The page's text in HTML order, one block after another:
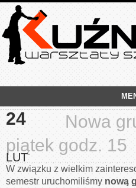
24
LUT
Nowa
piątek godz. 15
W związku z wielkim
semestr uruchomiliśmy nową